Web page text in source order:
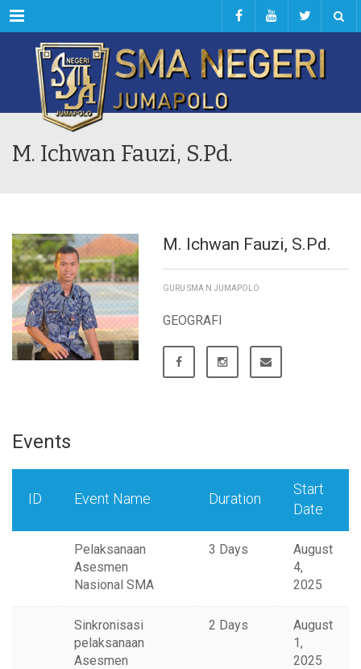
Menu
M. Ichwan Fauzi, S.Pd.
M. Ichwan Fauzi, S.Pd.
GURU SMA N JUMAPOLO
GEOGRAFI
Events
ID Event Name Duration
Start
Date
Pelaksanaan
Asesmen
Nasional SMA
3 Days
August
4,
2025
Sinkronisasi
pelaksanaan
Asesmen
2 Days
August
1,
2025